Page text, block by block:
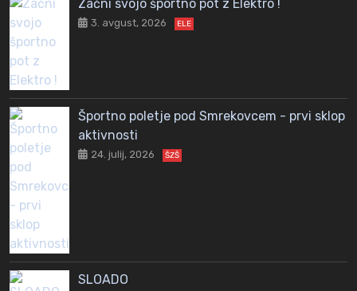
Začni svojo športno pot z Elektro !
3. avgust, 2026 ELE
Športno poletje pod Smrekovcem - prvi sklop
aktivnosti
24. julij, 2026 ŠZŠ
SLOADO